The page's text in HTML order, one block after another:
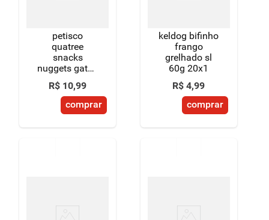
petisco
quatree
snacks
nuggets gatos
bola e pelo
60g
R$ 10,99
comprar
keldog bifinho
frango
grelhado sl
60g 20x1
R$ 4,99
comprar